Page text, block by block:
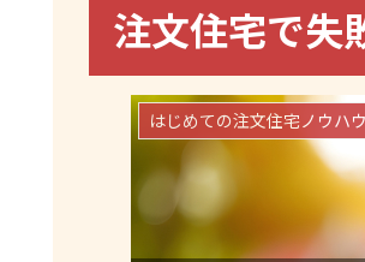
注文住宅で失
はじめての注文住宅ノウハウ